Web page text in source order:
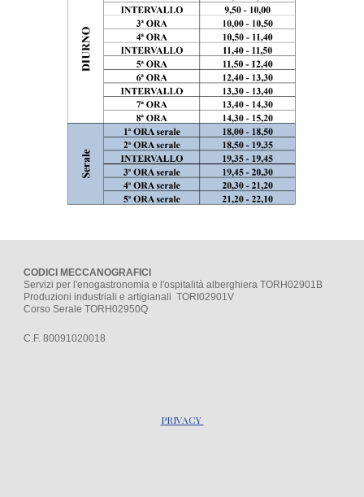
CODICI MECCANOGRAFICI
Servizi per l'enogastronomia e l'ospitalità alberghiera TORH02901B
Produzioni industriali e artigianali TORI02901V
Corso Serale TORH02950Q
C.F. 80091020018
PRIVACY